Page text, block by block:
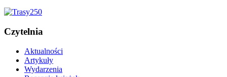
Czytelnia
Aktualności
Artykuły
Wydarzenia